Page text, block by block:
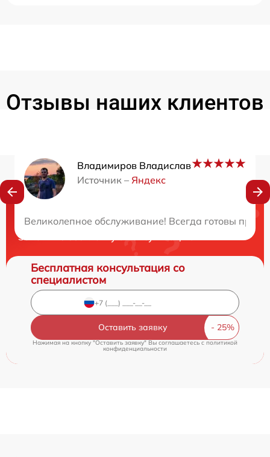
Отзывы наших клиентов
Владимиров Владислав
Источник – Яндекс
Великолепное обслуживание! Всегда готовы
Нужна консультация?
Закажите бесплатную консультацию
Бесплатная консультация со
специалистом
Оставить заявку
Нажимая на кнопку "Оставить заявку" Вы соглашаетесь cполитикой
конфиденциальности